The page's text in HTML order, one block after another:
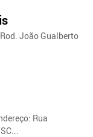
João Gualberto
Rua